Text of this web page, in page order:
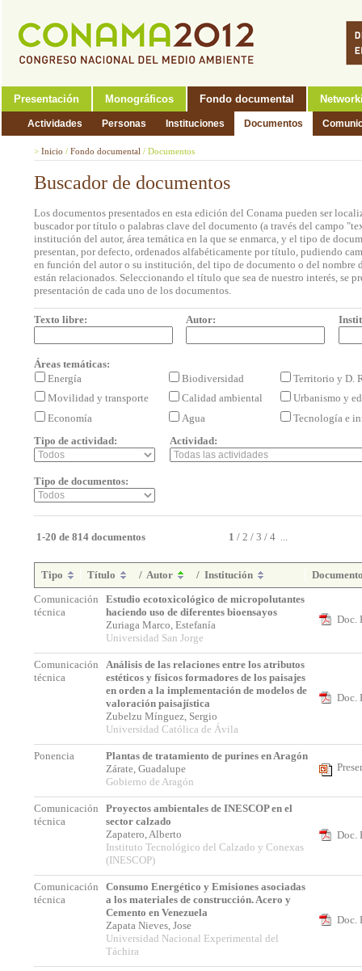
Presentación Monográficos Fondo documental
Actividades Personas Instituciones Documentos
> Inicio / Fondo documental / Documentos
Buscador de documentos
Los documentos presentados en esta edición del Conama pueden ser
buscador por título o palabras clave del documento (a través del campo
institución del autor, área temática en la que se enmarca, y el tipo de
presentan, por defecto, ordenados alfabéticamente por título, pudiendo
en función del autor o su institución, del tipo de documento o del nombre
están relacionados. Seleccionando el título que sea de nuestro interés, se
presentación de cada uno de los documentos.
Texto libre: Autor:
Áreas temáticas:
Energía
Biodiversidad
Territorio y D.
Movilidad y transporte
Calidad ambiental
Urbanismo y
Economía
Agua
Tecnología e
Tipo de actividad:
Actividad:
Tipo de documentos:
1-20 de 814 documentos 1 / 2 / 3 / 4 ...
Tipo Título / Autor / Institución
Comunicación
técnica
Estudio ecotoxicológico de micropolutantes
haciendo uso de diferentes bioensayos
Zuriaga Marco, Estefanía
Universidad San Jorge
Doc.
Comunicación
técnica
Análisis de las relaciones entre los atributos
estéticos y físicos formadores de los paisajes
en orden a la implementación de modelos de
valoración paisajística
Zubelzu Mínguez, Sergio
Universidad Católica de Ávila
Doc.
Ponencia
Plantas de tratamiento de purines en Aragón
Zárate, Guadalupe
Gobierno de Aragón
Comunicación
técnica
Proyectos ambientales de INESCOP en el
sector calzado
Zapatero, Alberto
Instituto Tecnológico del Calzado y Conexas
(INESCOP)
Doc.
Comunicación
técnica
Consumo Energético y Emisiones asociadas
a los materiales de construcción. Acero y
Cemento en Venezuela
Zapata Nieves, Jose
Universidad Nacional Experimental del
Táchira
Doc.